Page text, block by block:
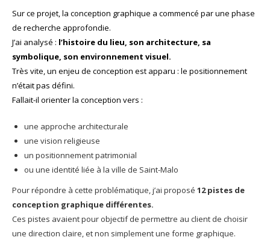
Sur ce projet, la conception graphique a commencé par une phase
de recherche approfondie.
J’ai analysé : l’histoire du lieu, son architecture, sa
symbolique, son environnement visuel.
Très vite, un enjeu de conception est apparu : le positionnement
n’était pas défini.
Fallait-il orienter la conception vers :
une approche architecturale
une vision religieuse
un positionnement patrimonial
ou une identité liée à la ville de Saint-Malo
Pour répondre à cette problématique, j’ai proposé 12 pistes de
conception graphique différentes.
Ces pistes avaient pour objectif de permettre au client de choisir
une direction claire, et non simplement une forme graphique.